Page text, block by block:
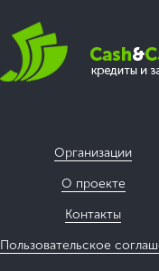
Организации
О проекте
Контакты
Пользовательское